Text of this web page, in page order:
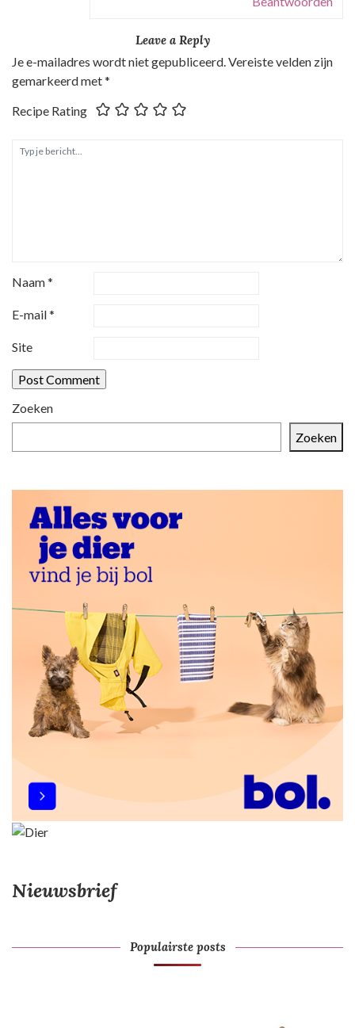
Leave a Reply
Je e-mailadres wordt niet gepubliceerd.Vereiste velden zijn
gemarkeerd met*
Recipe Rating
Naam*
E-mail*
Site
Zoeken
Zoeken
Nieuwsbrief
Populairste posts